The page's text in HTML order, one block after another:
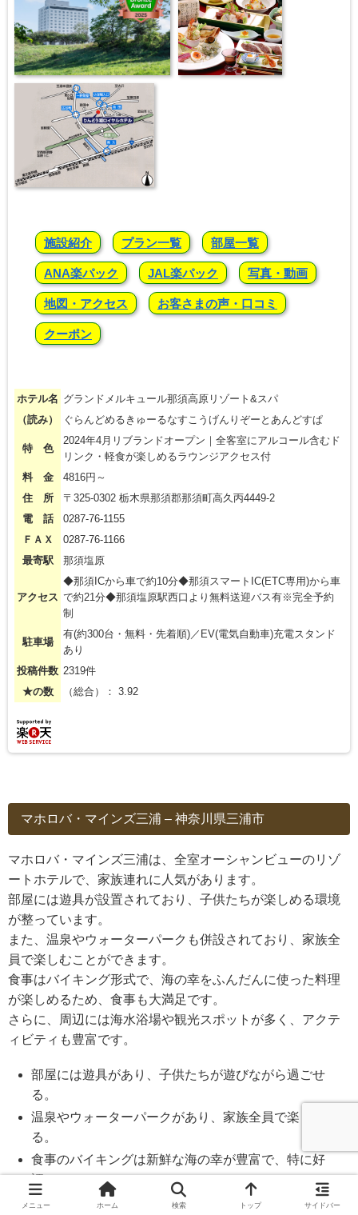
施設紹介 プラン一覧 部屋一覧
ANA楽パック JAL楽パック 写真・動画
地図・アクセス お客さまの声・口コミ
クーポン
ホテル名 グランドメルキュール那須高原リゾート&スパ
（読み）
ぐらんどめるきゅーるなすこうげんりぞーとあんどすぱ
特 色
2024年4月リブランドオープン｜全客室にアルコール含むド
リンク・軽食が楽しめるラウンジアクセス付
料 金
4816円～
住 所
〒325-0302 栃木県那須郡那須町高久丙4449-2
電 話
0287-76-1155
ＦＡＸ
0287-76-1166
最寄駅
那須塩原
アクセス
◆那須ICから車で約10分◆那須スマートIC(ETC専用)から車
で約21分◆那須塩原駅西口より無料送迎バス有※完全予約
制
駐車場
有(約300台・無料・先着順)／EV(電気自動車)充電スタンド
あり
投稿件数 2319件
★の数
（総合）： 3.92
マホロバ・マインズ三浦 – 神奈川県三浦市
マホロバ・マインズ三浦は、全室オーシャンビューのリゾ
ートホテルで、家族連れに人気があります。
部屋には遊具が設置されており、子供たちが楽しめる環境
が整っています。
また、温泉やウォーターパークも併設されており、家族全
員で楽しむことができます。
食事はバイキング形式で、海の幸をふんだんに使った料理
が楽しめるため、食事も大満足です。
さらに、周辺には海水浴場や観光スポットが多く、アクテ
ィビティも豊富です。
部屋には遊具があり、子供たちが遊びながら過ごせ
る。
温泉やウォーターパークがあり、家族全員で楽しめ
る。
食事のバイキングは新鮮な海の幸が豊富で、特に好
評。
メニュー ホーム 検索 トップ サイドバー